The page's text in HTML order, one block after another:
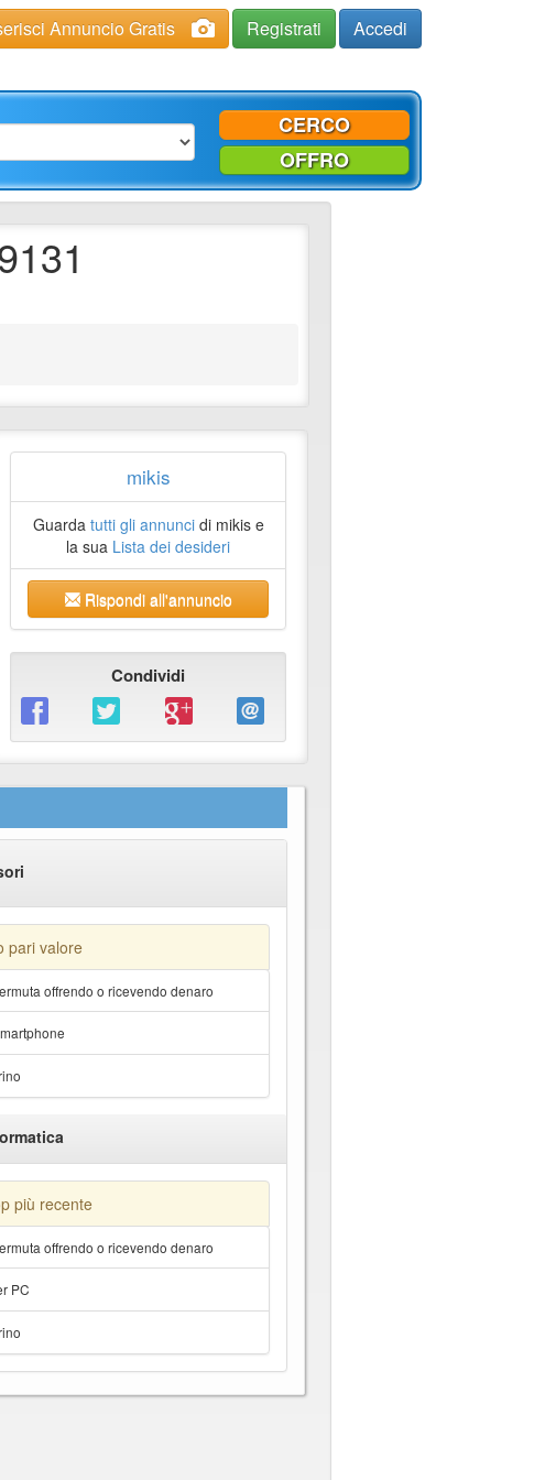
Annuncio Gratis Registrati Accedi
CERCO
OFFRO
mikis
Guarda tutti gli annuncidi mikis e
la sua Lista dei desideri
Rispondi all'annuncio
Condividi
pari valore
offrendo o ricevendo denaro
più recente
offrendo o ricevendo denaro
PC